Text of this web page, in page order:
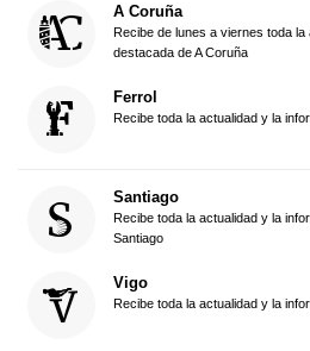
A Coruña
Recibe de lunes a viernes toda
destacada de A Coruña
Ferrol
Recibe toda la actualidad y la
Santiago
Recibe toda la actualidad y la
Santiago
Vigo
Recibe toda la actualidad y la